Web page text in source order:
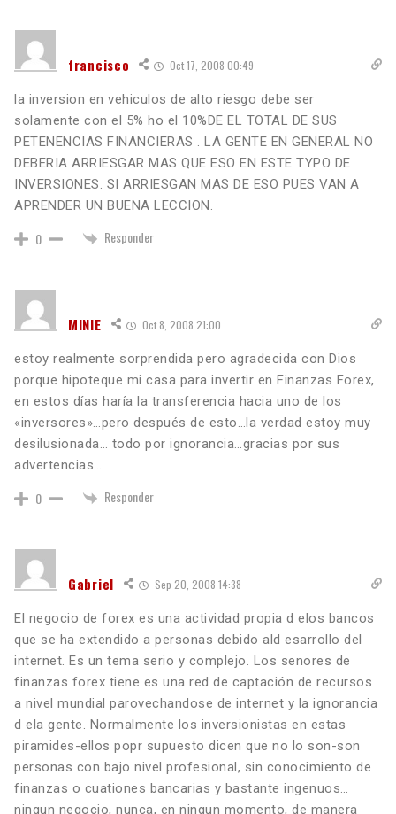
francisco Oct 17, 2008 00:49
la inversion en vehiculos de alto riesgo debe ser
solamente con el 5% ho el 10%DE EL TOTAL DE SUS
PETENENCIAS FINANCIERAS . LA GENTE EN GENERAL NO
DEBERIA ARRIESGAR MAS QUE ESO EN ESTE TYPO DE
INVERSIONES. SI ARRIESGAN MAS DE ESO PUES VAN A
APRENDER UN BUENA LECCION.
0 Responder
MINIE Oct 8, 2008 21:00
estoy realmente sorprendida pero agradecida con Dios
porque hipoteque mi casa para invertir en Finanzas Forex,
en estos días haría la transferencia hacia uno de los
«inversores»…pero después de esto…la verdad estoy muy
desilusionada… todo por ignorancia…gracias por sus
advertencias…
0 Responder
Gabriel Sep 20, 2008 14:38
El negocio de forex es una actividad propia d elos bancos
que se ha extendido a personas debido ald esarrollo del
internet. Es un tema serio y complejo. Los senores de
finanzas forex tiene es una red de captación de recursos
a nivel mundial parovechandose de internet y la ignorancia
d ela gente. Normalmente los inversionistas en estas
piramides-ellos popr supuesto dicen que no lo son-son
personas con bajo nivel profesional, sin conocimiento de
finanzas o cuationes bancarias y bastante ingenuos…
ningun negocio, nunca, en ningun momento, de manera